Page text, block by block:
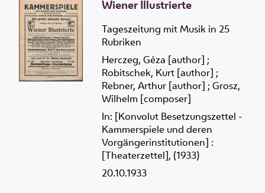
Wiener Illustrierte
Tageszeitung mit Musik in 25
Rubriken
Herczeg, Géza [author] ;
Robitschek, Kurt [author] ;
Rebner, Arthur [author] ; Grosz,
Wilhelm [composer]
In: [Konvolut Besetzungszettel -
Kammerspiele und deren
Vorgängerinstitutionen] :
[Theaterzettel], (1933)
20.10.1933